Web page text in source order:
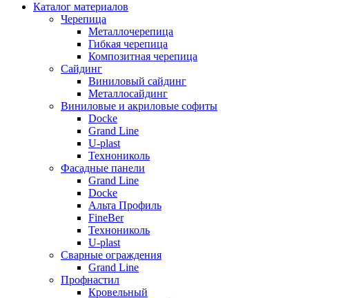
Каталог материалов
Черепица
Металлочерепица
Гибкая черепица
Композитная черепица
Сайдинг
Виниловый сайдинг
Металлосайдинг
Виниловые и акриловые софиты
Docke
Grand Line
U-plast
Технониколь
Фасадные панели
Grand Line
Docke
Альта Профиль
FineBer
Технониколь
U-plast
Сварные ограждения
Grand Line
Профнастил
Кровельный